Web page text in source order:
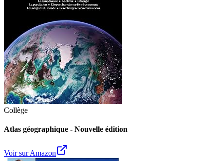
Collège
Atlas géographique - Nouvelle édition
Voir sur Amazon